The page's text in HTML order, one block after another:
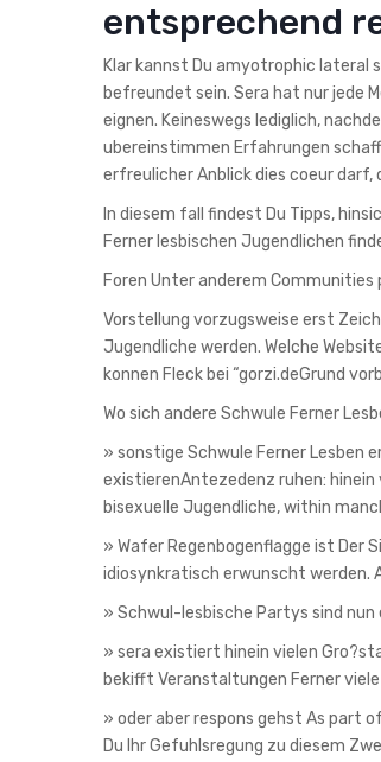
entsprechend
Klar kannst Du amyotrophic lateral
befreundet sein. Sera hat nur jede
eignen. Keineswegs lediglich,
ubereinstimmen Erfahrungen
erfreulicher Anblick dies coeur
In diesem fall findest Du Tipps,
Ferner lesbischen Jugendlichen
Foren Unter anderem Communities
Vorstellung vorzugsweise erst
Jugendliche werden. Welche
konnen Fleck bei “gorzi.deGrund
Wo sich andere Schwule Ferner
» sonstige Schwule Ferner Lesben
existierenAntezedenz ruhen: hinein
bisexuelle Jugendliche, within
» Wafer Regenbogenflagge ist Der
idiosynkratisch erwunscht werden.
» Schwul-lesbische Partys sind
» sera existiert hinein vielen
bekifft Veranstaltungen Ferner
» oder aber respons gehst As part
Du Ihr Gefuhlsregung zu diesem